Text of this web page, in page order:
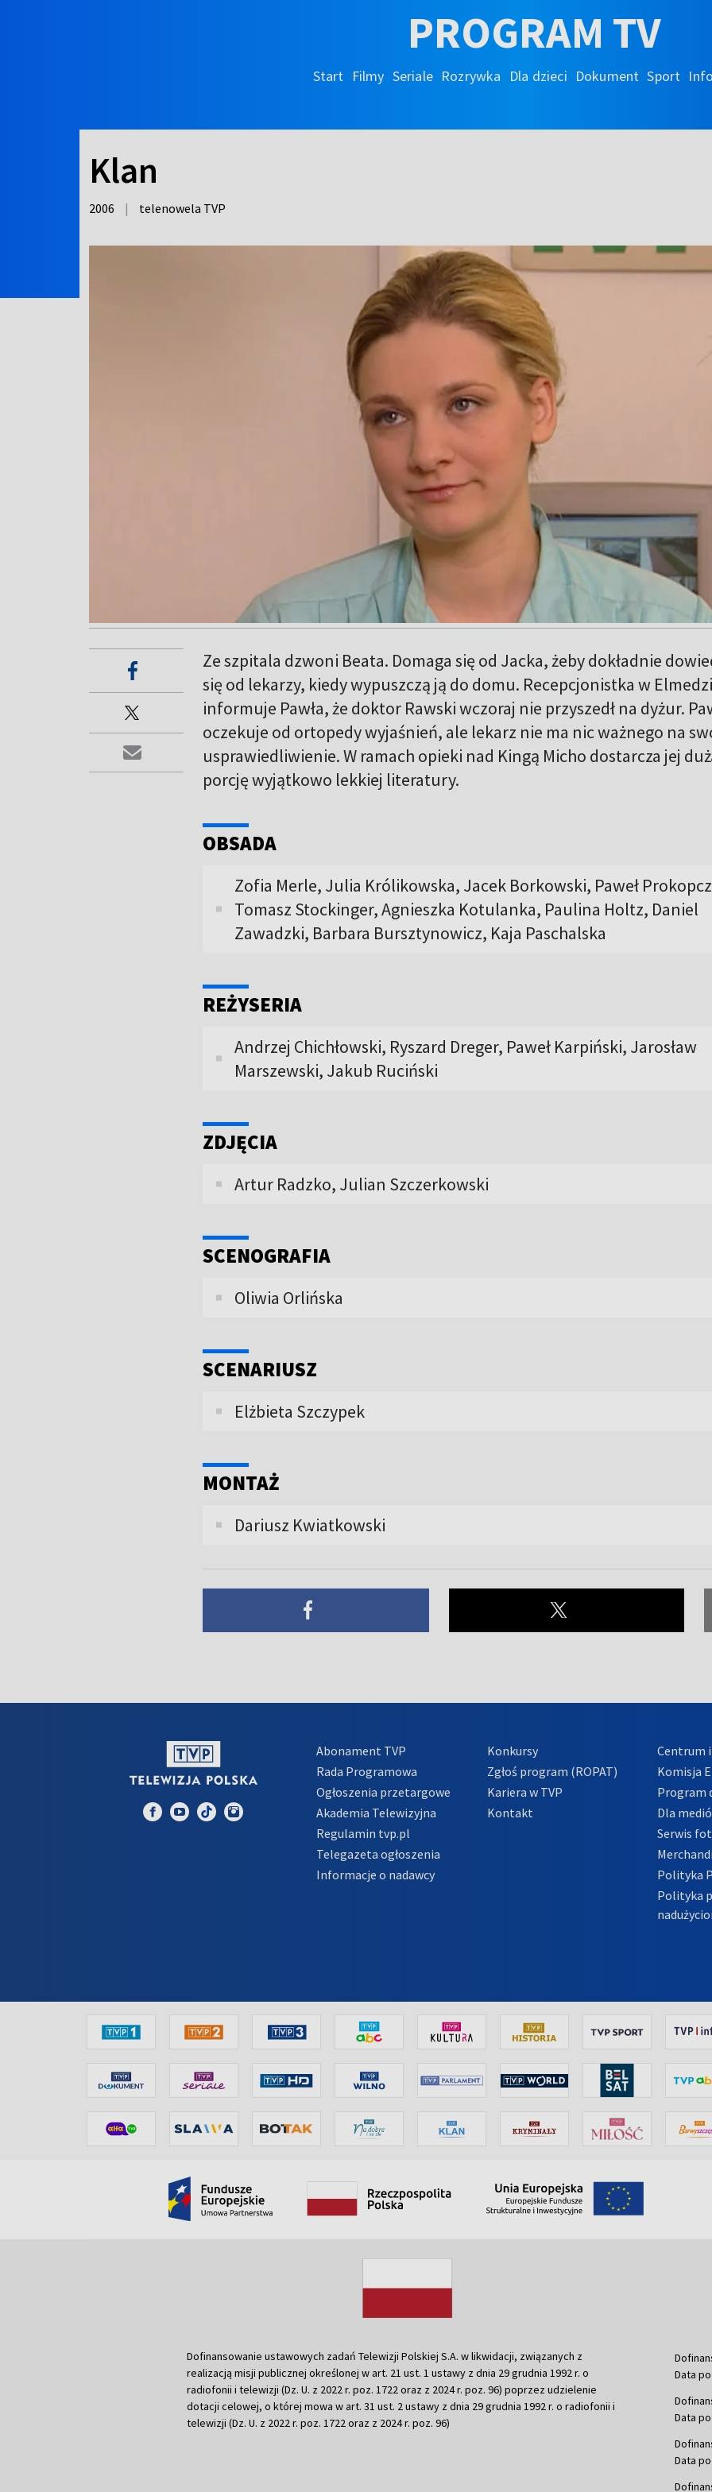
PROGRAM TV
Start Filmy Seriale Rozrywka Dla dzieci Dokument Sport
Klan
2006 | telenowela TVP
Ze szpitala dzwoni Beata. Domaga się od Jacka, żeby dokładnie
się od lekarzy, kiedy wypuszczą ją do domu. Recepcjonistka w
informuje Pawła, że doktor Rawski wczoraj nie przyszedł na dyżur.
oczekuje od ortopedy wyjaśnień, ale lekarz nie ma nic ważnego na
usprawiedliwienie. W ramach opieki nad Kingą Micho dostarcza jej
porcję wyjątkowo lekkiej literatury.
OBSADA
Zofia Merle, Julia Królikowska, Jacek Borkowski, Paweł
Tomasz Stockinger, Agnieszka Kotulanka, Paulina Holtz, Daniel
Zawadzki, Barbara Bursztynowicz, Kaja Paschalska
REŻYSERIA
Andrzej Chichłowski, Ryszard Dreger, Paweł Karpiński, Jarosław
Marszewski, Jakub Ruciński
ZDJĘCIA
Artur Radzko, Julian Szczerkowski
SCENOGRAFIA
Oliwia Orlińska
SCENARIUSZ
Elżbieta Szczypek
MONTAŻ
Dariusz Kwiatkowski
Abonament TVP
Rada Programowa
Ogłoszenia przetargowe
Akademia Telewizyjna
Regulamin tvp.pl
Telegazeta ogłoszenia
Informacje o nadawcy
Konkursy
Zgłoś program (ROPAT)
Kariera w TVP
Kontakt
Centrum
Komisja
Program
Dla
Serwis
Polityka
Polityka
Dofinansowanie ustawowych zadań Telewizji Polskiej S.A. w likwidacji, związanych z
realizacją misji publicznej określonej w art. 21 ust. 1 ustawy z dnia 29 grudnia 1992 r. o
radiofonii i telewizji (Dz. U. z 2022 r. poz. 1722 oraz z 2024 r. poz. 96) poprzez udzielenie
dotacji celowej, o której mowa w art. 31 ust. 2 ustawy z dnia 29 grudnia 1992 r. o radiofonii i
telewizji (Dz. U. z 2022 r. poz. 1722 oraz z 2024 r. poz. 96)
Data
Data
Data